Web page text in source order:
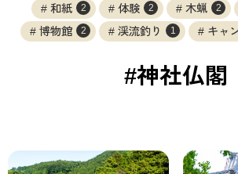
和紙 2 体験 2 木蝋 2
博物館 2 渓流釣り 1 キャ
#神社仏閣